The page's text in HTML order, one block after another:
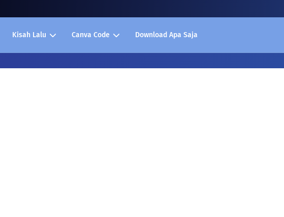
Kisah Lalu Canva Code Download Apa Saja